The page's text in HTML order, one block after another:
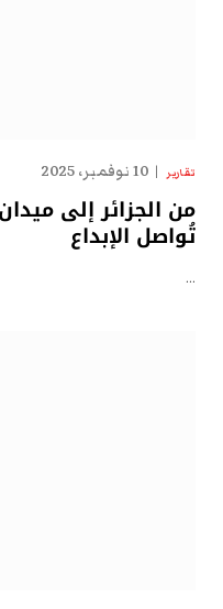
تقارير 10 نوفمبر، 2025
من الجزائر إلى
تُواصل الإبداع
…